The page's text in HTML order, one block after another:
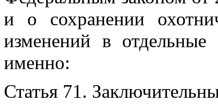
и о сохранении
изменений в отдельные
именно:
Статья 71.